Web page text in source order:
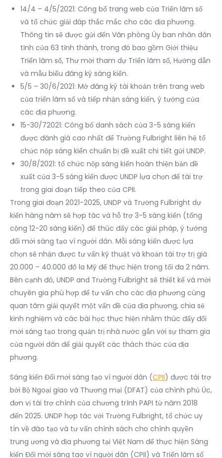
14/4 – 4/5/2021: Công bố trang web của Triển lãm số
và tổ chức giải đáp thắc mắc cho các địa phương.
Thông tin sẽ được gửi đến Văn phòng Ủy ban nhân dân
tỉnh của 63 tỉnh thành, trong đó bao gồm Giới thiệu
Triển lãm số, Thư mời tham dự Triển lãm số, Hướng dẫn
và mẫu biểu đăng ký sáng kiến.
5/5 – 30/6/2021: Mở đăng ký tài khoản trên trang web
của triển lãm số và tiếp nhận sáng kiến, ý tưởng của
các địa phương.
15-30/72021: Công bố danh sách của 3-5 sáng kiến
được đánh giá cao nhất để Trường Fulbright liên hệ tổ
chức nộp sáng kiến chuẩn bị đề xuất chi tiết gửi UNDP.
30/8/2021: tổ chức nộp sáng kiến hoàn thiện bản đề
xuất của 3-5 sáng kiến được UNDP lựa chọn để tài trợ
trong giai đoạn tiếp theo của CPII.
Trong giai đoạn 2021-2025, UNDP và Trường Fulbright dự
kiến hàng năm sẽ hợp tác và hỗ trợ 3-5 sáng kiến (tổng
cộng 12-20 sáng kiến) để thúc đẩy các giải pháp, ý tưởng
đổi mới sáng tạo vì người dân. Mỗi sáng kiến được lựa
chọn sẽ nhận được tư vấn kỹ thuật và khoản tài trợ trị giá
20.000 – 40.000 đô la Mỹ để thực hiện trong tối đa 2 năm.
Bên cạnh đó, UNDP and Trường Fulbright sẽ thiết kế và mời
chuyên gia phù hợp để tư vấn cho các địa phương cùng
quan tâm giải quyết một vấn đề của địa phương, chia sẻ
kinh nghiệm và các bài học thực hiện nhằm thúc đẩy đổi
mới sáng tạo trong quản trị nhà nước gắn với sự tham gia
của người dân để giải quyết các thách thức của địa
phương.
Sáng kiến Đổi mới sáng tạo vì người dân (CPII) được tài trợ
bởi Bộ Ngoại giao và Thương mại (DFAT) của chính phủ Úc,
đơn vị tài trợ chính của chương trình PAPI từ năm 2018
đến 2025. UNDP hợp tác với Trường Fulbright, tổ chức uy
tín về đào tạo và tư vấn chính sách cho chính quyền
trung ương và địa phương tại Việt Nam để thực hiện Sáng
kiến Đổi mới sáng tao vì người dân (CPII) và Triển lãm số